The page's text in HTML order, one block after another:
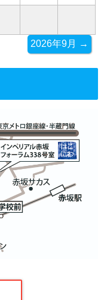
2026年9月 →